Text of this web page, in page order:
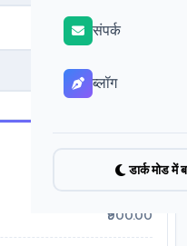
संपर्क
ब्लॉग
डार्क मोड में
Inter-State
₹900.00